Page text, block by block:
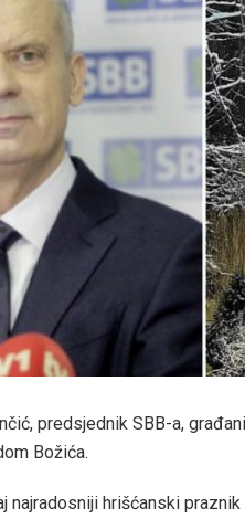
predsjednik SBB-a,
Božića.
najradosniji hrišćanski